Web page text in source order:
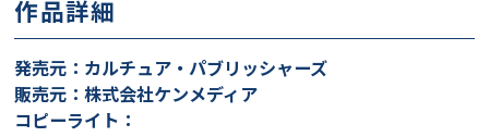
作品詳細
発売元：カルチュア・パブリッシャーズ
販売元：株式会社ケンメディア
コピーライト：